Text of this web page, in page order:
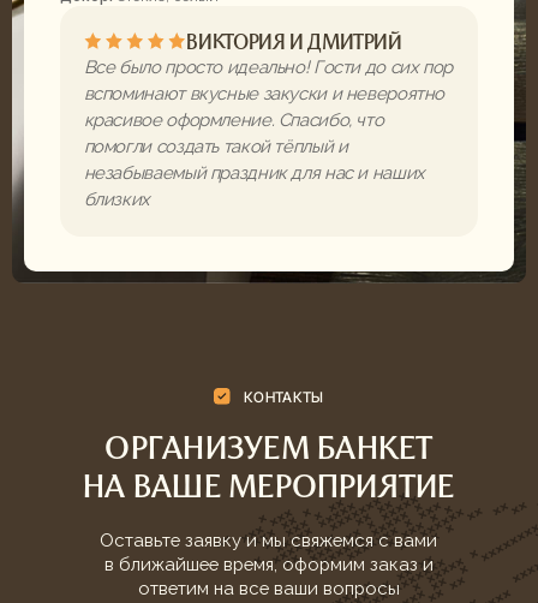
ВХОДИТ В СТОИМОСТЬ 0 ₽
СТЕКЛО
СМОТРЕТЬ
ОБСУДИТЬ
ДЕКОР
Белая скатерть
Прозрачные подставки в форме кубов
Стеклянные подсвечники с сухоцветами
Белые и фигурные свечи
Каждый вид элементов сервировки представлен 7
базовыми наборами — посуда, скатерти, салфетки,
бокалы и подставки. Их сочетания дают более 50
уникальных вариантов оформления стола, а при желании
мы создадим эксклюзивный декор под ваш стиль.